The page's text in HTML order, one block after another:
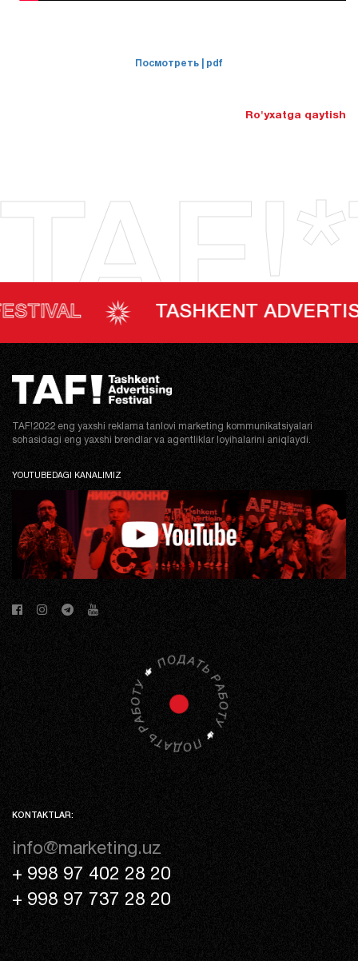
Посмотреть | pdf
Ro'yxatga qaytish
TASHKENT ADVERTISING
TAF!2022 eng yaxshi reklama tanlovi marketing kommunikatsiyalari
sohasidagi eng yaxshi brendlar va agentliklar loyihalarini aniqlaydi.
YOUTUBEDAGI KANALIMIZ
KONTAKTLAR:
info@marketing.uz
+ 998 97 402 28 20
+ 998 97 737 28 20